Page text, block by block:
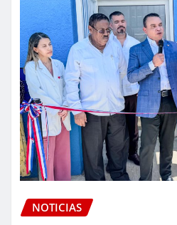
NOTICIAS